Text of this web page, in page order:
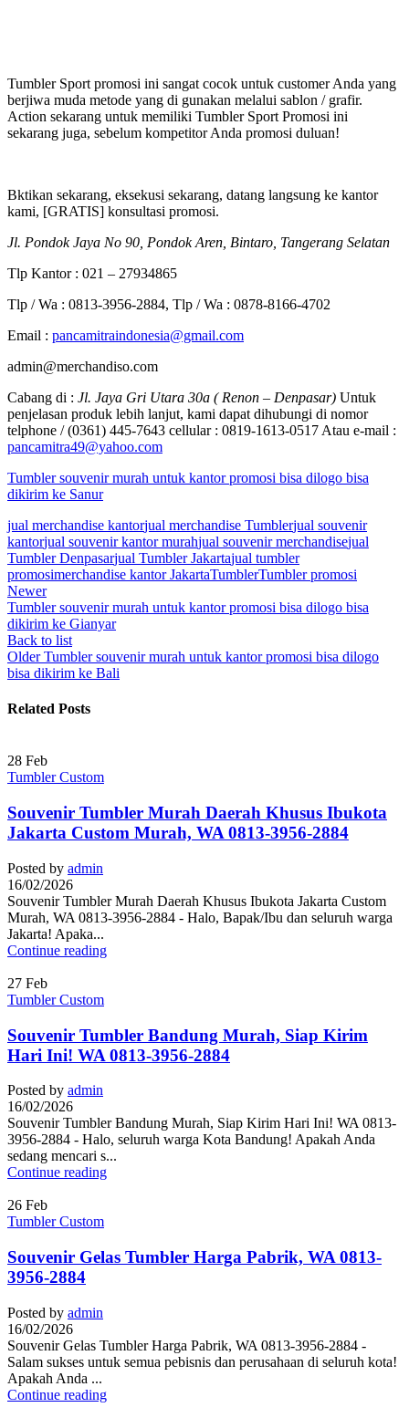
Tumbler Sport promosi ini sangat cocok untuk customer Anda yang
berjiwa muda metode yang di gunakan melalui sablon / grafir.
Action sekarang untuk memiliki Tumbler Sport Promosi ini
sekarang juga, sebelum kompetitor Anda promosi duluan!
Bktikan sekarang, eksekusi sekarang, datang langsung ke kantor
kami, [GRATIS] konsultasi promosi.
Jl. Pondok Jaya No 90, Pondok Aren, Bintaro, Tangerang Selatan
Tlp Kantor : 021 – 27934865
Tlp / Wa : 0813-3956-2884, Tlp / Wa : 0878-8166-4702
Email : pancamitraindonesia@gmail.com
admin@merchandiso.com
Cabang di : Jl. Jaya Gri Utara 30a ( Renon – Denpasar) Untuk
penjelasan produk lebih lanjut, kami dapat dihubungi di nomor
telphone / (0361) 445-7643 cellular : 0819-1613-0517 Atau e-mail :
pancamitra49@yahoo.com
Tumbler souvenir murah untuk kantor promosi bisa dilogo bisa
dikirim ke Sanur
jual merchandise kantorjual merchandise Tumblerjual souvenir
kantorjual souvenir kantor murahjual souvenir merchandisejual
Tumbler Denpasarjual Tumbler Jakartajual tumbler
promosimerchandise kantor JakartaTumblerTumbler promosi
Newer
Tumbler souvenir murah untuk kantor promosi bisa dilogo bisa
dikirim ke Gianyar
Back to list
Older Tumbler souvenir murah untuk kantor promosi bisa dilogo
bisa dikirim ke Bali
Related Posts
28 Feb
Tumbler Custom
Souvenir Tumbler Murah Daerah Khusus Ibukota
Jakarta Custom Murah, WA 0813-3956-2884
Posted by admin
16/02/2026
Souvenir Tumbler Murah Daerah Khusus Ibukota Jakarta Custom
Murah, WA 0813-3956-2884 - Halo, Bapak/Ibu dan seluruh warga
Jakarta! Apaka...
Continue reading
27 Feb
Tumbler Custom
Souvenir Tumbler Bandung Murah, Siap Kirim
Hari Ini! WA 0813-3956-2884
Posted by admin
16/02/2026
Souvenir Tumbler Bandung Murah, Siap Kirim Hari Ini! WA 0813-
3956-2884 - Halo, seluruh warga Kota Bandung! Apakah Anda
sedang mencari s...
Continue reading
26 Feb
Tumbler Custom
Souvenir Gelas Tumbler Harga Pabrik, WA 0813-
3956-2884
Posted by admin
16/02/2026
Souvenir Gelas Tumbler Harga Pabrik, WA 0813-3956-2884 -
Salam sukses untuk semua pebisnis dan perusahaan di seluruh kota!
Apakah Anda ...
Continue reading